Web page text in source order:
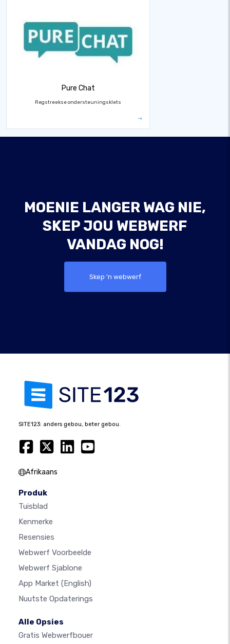
Pure Chat
Regstreekse ondersteuningsklets
MOENIE LANGER WAG NIE,
SKEP JOU WEBWERF
VANDAG NOG!
Skep 'n webwerf
SITE123: anders gebou, beter gebou.
Afrikaans
Produk
Tuisblad
Kenmerke
Resensies
Webwerf Voorbeelde
Webwerf Sjablone
App Market (English)
Nuutste Opdaterings
Alle Opsies
Gratis Webwerfbouer